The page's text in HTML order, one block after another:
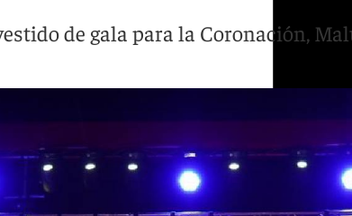
de gala para la Coronación,